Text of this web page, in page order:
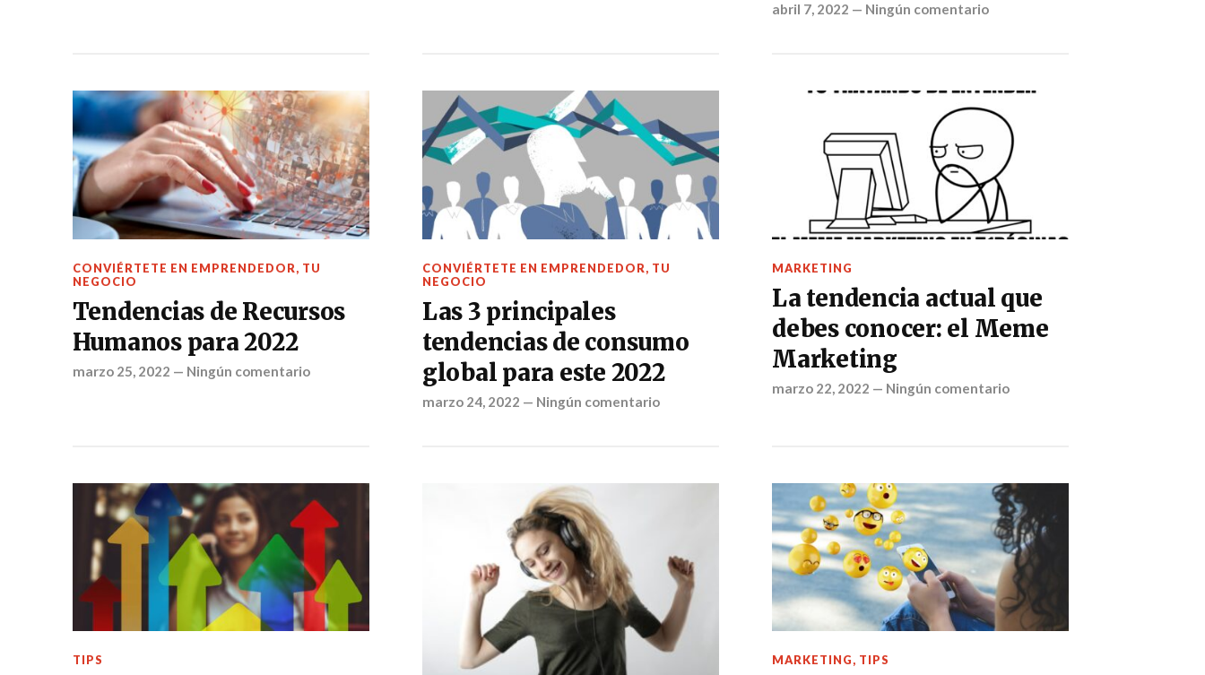
abril 7, 2022 — Ningún comentario
CONVIÉRTETE EN EMPRENDEDOR, TU
NEGOCIO
Tendencias de Recursos
Humanos para 2022
marzo 25, 2022 — Ningún comentario
CONVIÉRTETE EN EMPRENDEDOR, TU
NEGOCIO
Las 3 principales
tendencias de consumo
global para este 2022
marzo 24, 2022 — Ningún comentario
MARKETING
La tendencia actual que
debes conocer: el Meme
Marketing
marzo 22, 2022 — Ningún comentario
TIPS MARKETING, TIPS